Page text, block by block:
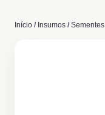
Início / Insumos / Sementes